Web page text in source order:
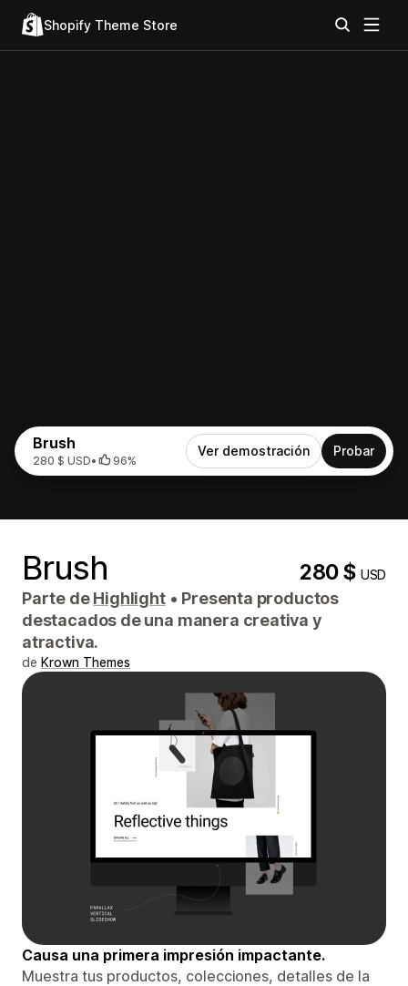
Shopify Theme Store
Brush
280 $ USD• 96%
Ver demostración Probar
Brush 280 $USD
Parte deHighlight • Presenta productos
destacados de una manera creativa y
atractiva.
de Krown Themes
Causa una primera impresión impactante.
Muestra tus productos, colecciones, detalles de la